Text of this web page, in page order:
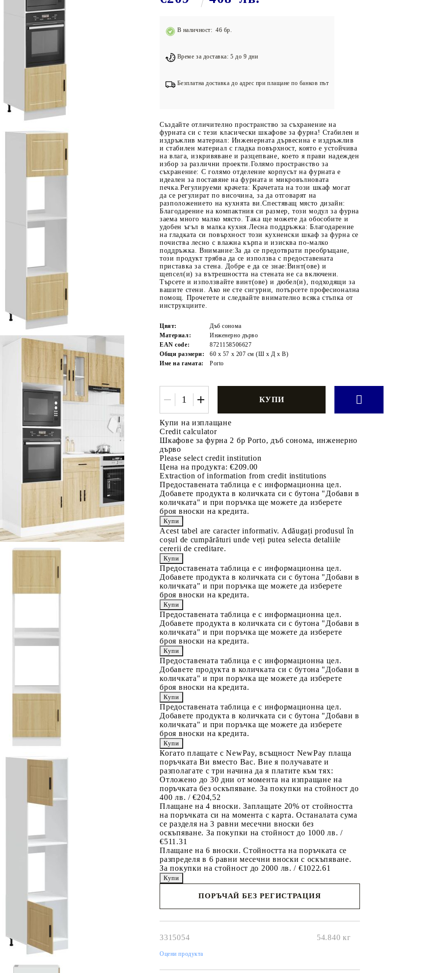
Подложки за фитнес уреди
Лостове за набиране
Йога и пилатес
Tweet
В наличност: 46 бр.
Време за доставка: 5 до 9 дни
Безплатна доставка до адрес при плащане по банков път
Създайте отличително пространство за съхранение на
фурната си с тези класически шкафове за фурна! Стабилен и
издръжлив материал: Инженерната дървесина е издръжлив
и стабилен материал с гладка повърхност, която е устойчива
на влага, изкривяване и разцепване, което я прави надежден
избор за различни проекти.Голямо пространство за
съхранение: С голямо отделение корпусът на фурната е
идеален за поставяне на фурната и микровълновата
печка.Регулируеми крачета: Крачетата на този шкаф могат
да се регулират по височина, за да отговарят на
разположението на кухнята ви.Спестяващ място дизайн:
Благодарение на компактния си размер, този модул за фурна
заема много малко място. Така ще можете да обособите и
удобен ъгъл в малка кухня.Лесна поддръжка: Благодарение
на гладката си повърхност този кухненски шкаф за фурна се
почиства лесно с влажна кърпа и изисква по-малко
поддръжка. Внимание:За да се предотврати преобръщане,
този продукт трябва да се използва с предоставената
приставка за стена. Добре е да се знае:Винт(ове) и
щепсел(и) за вътрешността на стената не са включени.
Търсете и използвайте винт(ове) и дюбел(и), подходящи за
вашите стени. Ако не сте сигурни, потърсете професионална
помощ. Прочетете и следвайте внимателно всяка стъпка от
инструкциите.
Цвят:
Дъб сонома
Материал:
Инженерно дърво
EAN code:
8721158506627
Общи размери:
60 x 57 x 207 см (Ш x Д x В)
Име на гамата:
Porto
Купи на изплащане
Credit calculator
Шкафове за фурна 2 бр Porto, дъб сонома, инженерно
дърво
Please select credit institution
Цена на продукта: €209.00
Extraction of information from credit institutions
Предоставената таблица е с информационна цел.
Добавете продукта в количката си с бутона "Добави в
количката" и при поръчка ще можете да изберете
броя вноски на кредита.
Acest tabel are caracter informativ. Adăugați produsul în
coșul de cumpărături unde veți putea selecta detaliile
cererii de creditare.
Предоставената таблица е с информационна цел.
Добавете продукта в количката си с бутона "Добави в
количката" и при поръчка ще можете да изберете
броя вноски на кредита.
Предоставената таблица е с информационна цел.
Добавете продукта в количката си с бутона "Добави в
количката" и при поръчка ще можете да изберете
броя вноски на кредита.
Предоставената таблица е с информационна цел.
Добавете продукта в количката си с бутона "Добави в
количката" и при поръчка ще можете да изберете
броя вноски на кредита.
Предоставената таблица е с информационна цел.
Добавете продукта в количката си с бутона "Добави в
количката" и при поръчка ще можете да изберете
броя вноски на кредита.
Когато плащате с NewPay, всъщност NewPay плаща
поръчката Ви вместо Вас. Вие я получавате и
разполагате с три начина да я платите към тях:
Отложено до 30 дни от момента на изпращане на
поръчката без оскъпяване. За покупки на стойност до
400 лв. / €204,52
Плащане на 4 вноски. Заплащате 20% от стойността
на поръчката си на момента с карта. Останалата сума
се разделя на 3 равни месечни вноски без
оскъпяване. За покупки на стойност до 1000 лв. /
€511.31
Плащане на 6 вноски. Стойността на поръчката се
разпределя в 6 равни месечни вноски с оскъпяване.
За покупки на стойност до 2000 лв. / €1022.61
ПОРЪЧАЙ БЕЗ РЕГИСТРАЦИЯ
3315054 54.840 кг
Оцени продукта